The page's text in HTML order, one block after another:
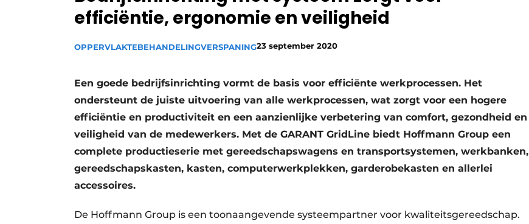
Vacature aanmelden
efficiëntie, ergonomie en veiligheid
OPPERVLAKTEBEHANDELINGVERSPANING23 september 2020
Een goede bedrijfsinrichting vormt de basis voor efficiënte werkprocessen. Het
ondersteunt de juiste uitvoering van alle werkprocessen, wat zorgt voor een hogere
efficiëntie en productiviteit en een aanzienlijke verbetering van comfort, gezondheid en
veiligheid van de medewerkers. Met de GARANT GridLine biedt Hoffmann Group een
complete productieserie met gereedschapswagens en transportsystemen, werkbanken,
gereedschapskasten, kasten, computerwerkplekken, garderobekasten en allerlei
accessoires.
De Hoffmann Group is een toonaangevende systeempartner voor kwaliteitsgereedschap.